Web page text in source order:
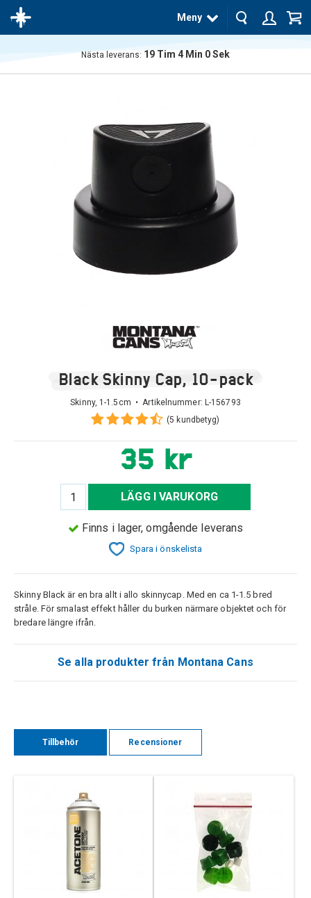
Meny
Nästa leverans: 19Tim 3Min 59Sek
Black Skinny Cap, 10-pack
Skinny, 1-1.5cm • Artikelnummer: L-156793
(5 kundbetyg)
35 kr
LÄGG I VARUKORG
Finns i lager, omgående leverans
Spara i önskelista
Skinny Black är en bra allt i allo skinnycap. Med en ca 1-1.5 bred
stråle. För smalast effekt håller du burken närmare objektet och för
bredare längre ifrån.
Se alla produkter från Montana Cans
Tillbehör Recensioner